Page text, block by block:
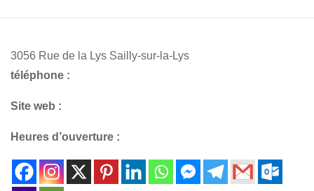
3056 Rue de la Lys Sailly-sur-la-Lys
téléphone :
Site web :
Heures d’ouverture :